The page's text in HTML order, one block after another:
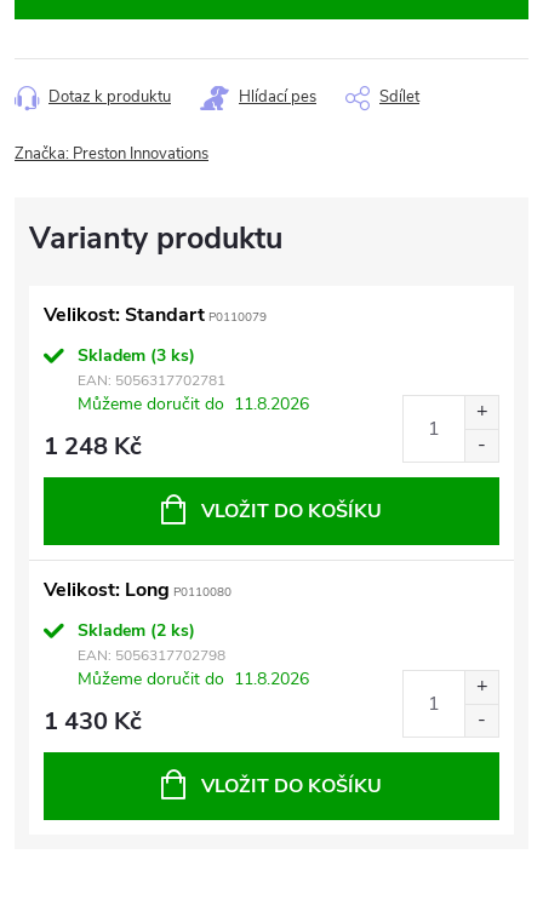
Dotaz k produktu Hlídací pes Sdílet
Značka: Preston Innovations
Velikost: Standart P0110079
Skladem (3 ks)
EAN: 5056317702781
Můžeme doručit do 11.8.2026
1 248 Kč
VLOŽIT DO KOŠÍKU
Velikost: Long P0110080
Skladem (2 ks)
EAN: 5056317702798
Můžeme doručit do 11.8.2026
1 430 Kč
VLOŽIT DO KOŠÍKU